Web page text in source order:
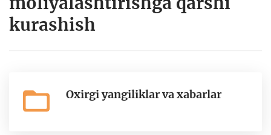
kurashish
Oxirgi yangiliklar va xabarlar